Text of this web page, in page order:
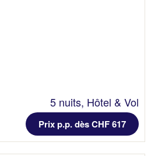
5 nuits, Hôtel & Vol
Prix p.p. dès CHF 617